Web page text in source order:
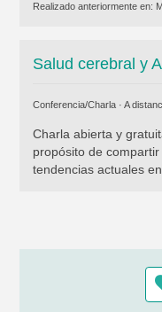
Realizado anteriormente en:
Salud cerebral y
Conferencia/Charla · A
Charla abierta y
propósito de
tendencias actuales